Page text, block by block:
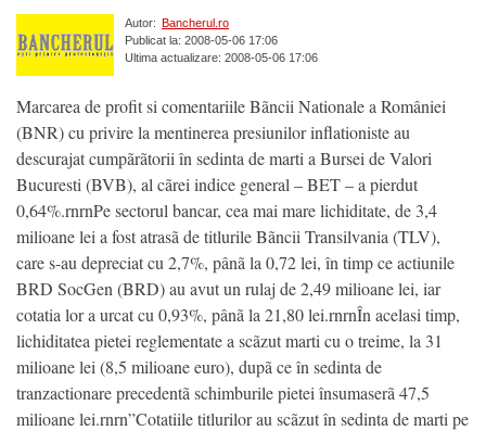
Autor: Bancherul.ro
Publicat la: 2008-05-06 17:06
Ultima actualizare: 2008-05-06 17:06
Marcarea de profit si comentariile Bãncii Nationale a României
(BNR) cu privire la mentinerea presiunilor inflationiste au
descurajat cumpãrãtorii în sedinta de marti a Bursei de Valori
Bucuresti (BVB), al cãrei indice general – BET – a pierdut
0,64%.rnrnPe sectorul bancar, cea mai mare lichiditate, de 3,4
milioane lei a fost atrasã de titlurile Bãncii Transilvania (TLV),
care s-au depreciat cu 2,7%, pânã la 0,72 lei, în timp ce actiunile
BRD SocGen (BRD) au avut un rulaj de 2,49 milioane lei, iar
cotatia lor a urcat cu 0,93%, pânã la 21,80 lei.rnrnÎn acelasi timp,
lichiditatea pietei reglementate a scãzut marti cu o treime, la 31
milioane lei (8,5 milioane euro), dupã ce în sedinta de
tranzactionare precedentã schimburile pietei însumaserã 47,5
milioane lei.rnrn”Cotatiile titlurilor au scãzut în sedinta de marti pe